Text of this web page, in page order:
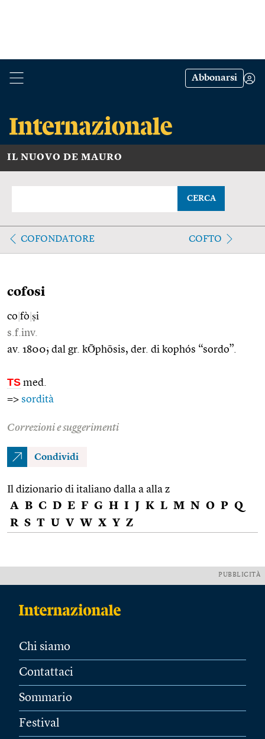
Abbonarsi
IL NUOVO DE MAURO
CERCA
COFONDATORE COFTO
cofosi
co fò ṣi
s.f.inv.
av. 1800; dal gr. kṒphōsis, der. di kophós “sordo”.
TS med.
=> sordità
Correzioni e suggerimenti
Condividi
Il dizionario di italiano dalla a alla z
A B C D E F G H I J K L M N O P Q
R S T U V W X Y Z
PUBBLICITÀ
Chi siamo
Contattaci
Sommario
Festival